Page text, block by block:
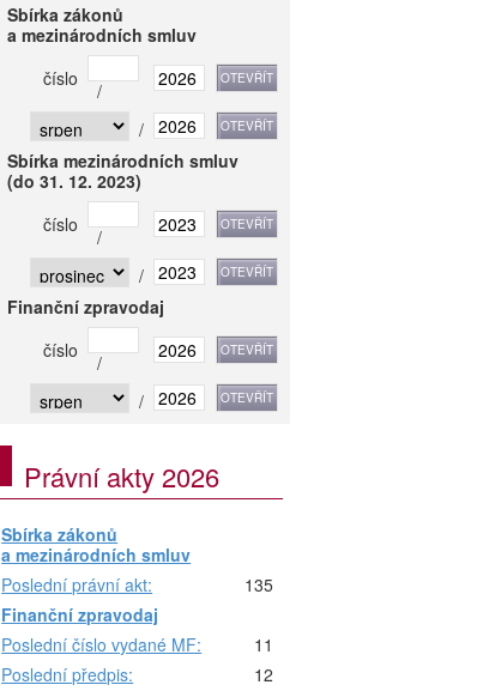
Sbírka zákonů
a mezinárodních smluv
číslo
/
/
Sbírka mezinárodních smluv
(do 31. 12. 2023)
číslo
/
/
Finanční zpravodaj
číslo
/
/
Právní akty 2026
Sbírka zákonů
a mezinárodních smluv
Poslední právní akt:
135
Finanční zpravodaj
Poslední číslo vydané MF:
11
Poslední předpis:
12